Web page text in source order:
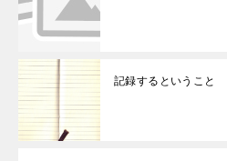
記録するということ